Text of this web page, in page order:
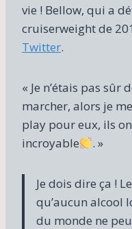
vie ! Bellow, qui a
cruiserweight de
Twitter.
« Je n’étais pas
marcher, alors je
play pour eux, ils
incroyable
. »
Je dois dire ça !
qu’aucun alcool
du monde ne